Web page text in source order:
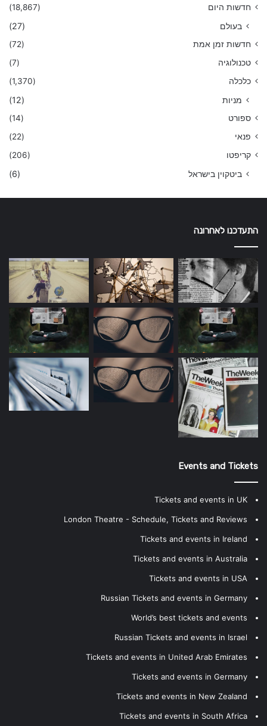
חדשות היום (18,867)
בעולם (27)
חדשות זמן אמת
(72)
טכנולוגיה
(7)
כלכלה
(1,370)
מניות (12)
ספורט
(14)
פנאי
(22)
קריפטו
(206)
ביטקוין בישראל (6)
התעדכנו לאחרונה
Events and Tickets
Tickets and events in UK
London Theatre - Schedule, Tickets and Reviews
Tickets and events in Ireland
Tickets and events in Australia
Tickets and events in USA
Russian Tickets and events in Germany
World’s best tickets and events
Russian Tickets and events in Israel
Tickets and events in United Arab Emirates
Tickets and events in Germany
Tickets and events in New Zealand
Tickets and events in South Africa